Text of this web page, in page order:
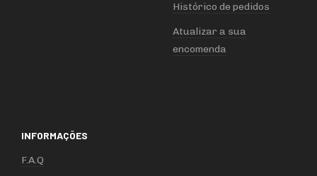
Histórico de pedidos
Atualizar a sua
encomenda
INFORMAÇÕES
F.A.Q